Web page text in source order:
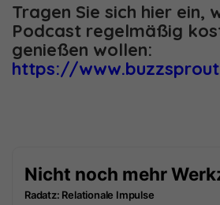
Tragen Sie sich hier ein,
Podcast regelmäßig
genießen wollen:
https://